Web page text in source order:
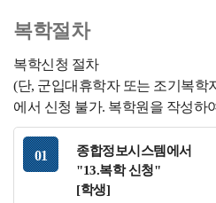
복학절차
복학신청 절차
(단, 군입대휴학자 또는 조기복학
에서 신청 불가. 복학원을 작성하
종합정보시스템에서
"13.복학 신청"
[학생]